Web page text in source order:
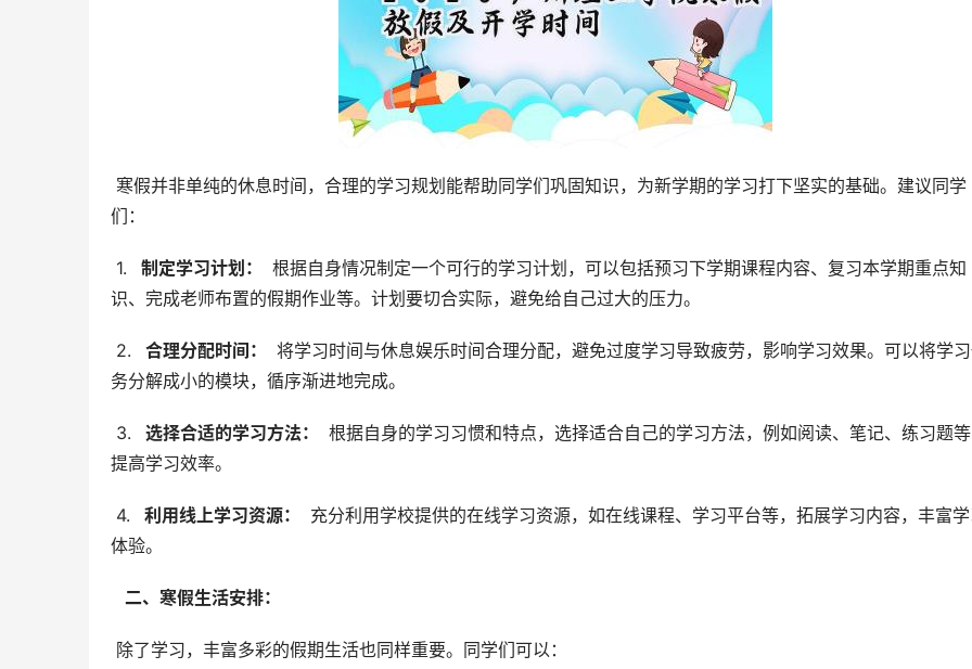
们：
1.
  制定学习计划：
根据自身情况制定一个可行的学习计划，可以包括预习下学期课程内容、复习本学期重点知
识、完成老师布置的假期作业等。计划要切合实际，避免给自己过大的压力。
2.
  合理分配时间：
将学习时间与休息娱乐时间合理分配，避免过度学习导致疲劳，影响学习效果。可以将学
务分解成小的模块，循序渐进地完成。
3.
  选择合适的学习方法：
根据自身的学习习惯和特点，选择适合自己的学习方法，例如阅读、笔记、练习题等
提高学习效率。
4.
  利用线上学习资源：
充分利用学校提供的在线学习资源，如在线课程、学习平台等，拓展学习内容，丰富
体验。
  二、寒假生活安排：
除了学习，丰富多彩的假期生活也同样重要。同学们可以：